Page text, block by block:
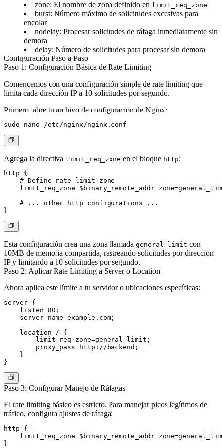
zone: El nombre de zona definido en limit_req_zone
burst: Número máximo de solicitudes excesivas para
encolar
nodelay: Procesar solicitudes de ráfaga inmediatamente sin
demora
delay: Número de solicitudes para procesar sin demora
Configuración Paso a Paso
Paso 1: Configuración Básica de Rate Limiting
Comencemos con una configuración simple de rate limiting que
limita cada dirección IP a 10 solicitudes por segundo.
Primero, abre tu archivo de configuración de Nginx:
Agrega la directiva limit_req_zone en el bloque http:
http {
    # Define rate limit zone
limit_req_zone $binary_remote_addr
    # ... other http configurations ...
Esta configuración crea una zona llamada general_limit con
10MB de memoria compartida, rastreando solicitudes por dirección
IP y limitando a 10 solicitudes por segundo.
Paso 2: Aplicar Rate Limiting a Server o Location
Ahora aplica este límite a tu servidor o ubicaciones específicas:
server {
    listen 80;
    server_name example.com;
    location / {
        limit_req zone=general_limit;
        proxy_pass http://backend;
    }
Paso 3: Configurar Manejo de Ráfagas
El rate limiting básico es estricto. Para manejar picos legítimos de
tráfico, configura ajustes de ráfaga:
http {
limit_req_zone $binary_remote_addr
}